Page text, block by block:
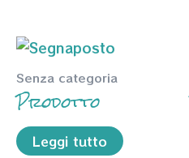
Senza categoria
Prodotto
Leggi tutto